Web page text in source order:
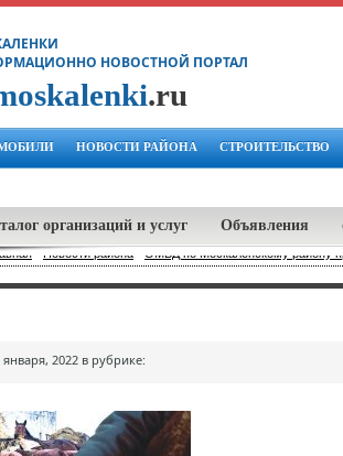
НОВОСТНОЙ ПОРТАЛ
.ru
НОВОСТИ РАЙОНА СТРОИТЕЛЬСТВО
организаций и услуг Объявления
-Новости района ОМВД по Москаленскому району
2022 в рубрике: